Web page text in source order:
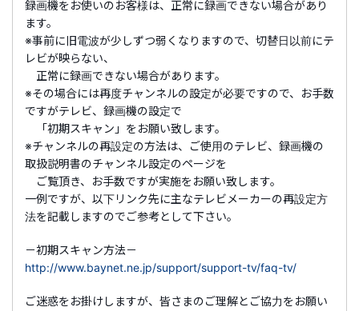
録画機をお使いのお客様は、正常に録画できない場合があり
ます。
※事前に旧電波が少しずつ弱くなりますので、切替日以前にテ
レビが映らない、
正常に録画できない場合があります。
※その場合には再度チャンネルの設定が必要ですので、お手数
ですがテレビ、録画機の設定で
「初期スキャン」をお願い致します。
※チャンネルの再設定の方法は、ご使用のテレビ、録画機の
取扱説明書のチャンネル設定のページを
ご覧頂き、お手数ですが実施をお願い致します。
一例ですが、以下リンク先に主なテレビメーカーの再設定方
法を記載しますのでご参考として下さい。
－初期スキャン方法－
http://www.baynet.ne.jp/support/support-tv/faq-tv/
ご迷惑をお掛けしますが、皆さまのご理解とご協力をお願い